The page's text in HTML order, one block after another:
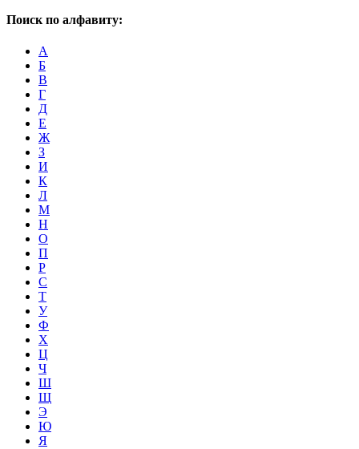
Поиск по алфавиту:
А
Б
В
Г
Д
Е
Ж
З
И
К
Л
М
Н
О
П
Р
С
Т
У
Ф
Х
Ц
Ч
Ш
Щ
Э
Ю
Я